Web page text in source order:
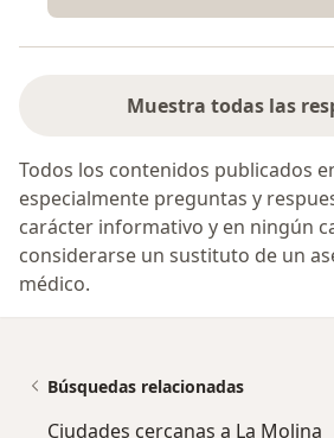
Muestra todas las
Todos los contenidos publicados
especialmente preguntas y
carácter informativo y en ningún
considerarse un sustituto de un
médico.
Búsquedas relacionadas
Ciudades cercanas a La Molina